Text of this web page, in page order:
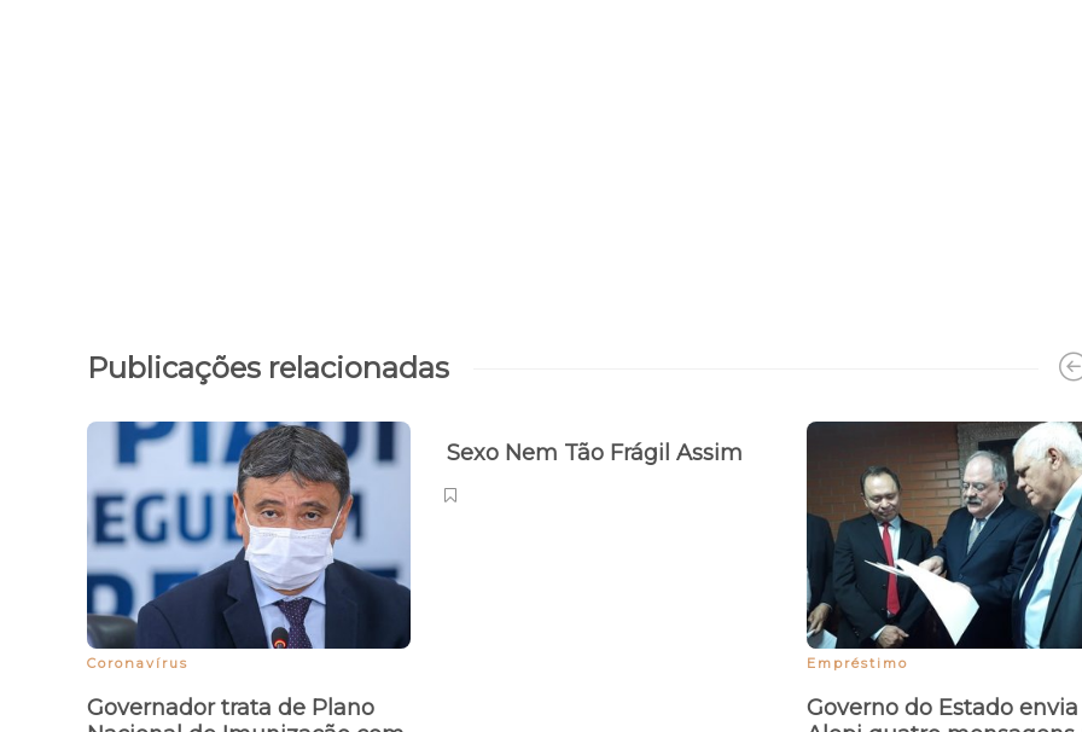
Publicações relacionadas
Coronavírus
Governador trata de Plano
Sexo Nem Tão Frágil Assim
Empréstimo
Governo do Estado envia